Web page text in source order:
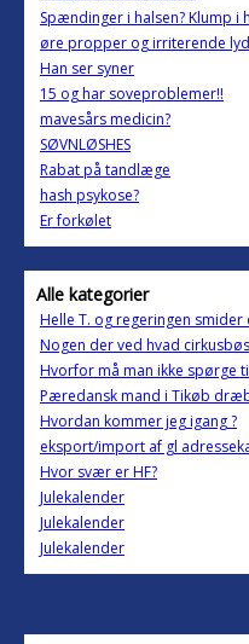
Spændinger i halsen? Klump i
øre propper og irriterende
Han ser syner
15 og har soveproblemer!!
mavesårs medicin?
SØVNLØSHES
Rabat på tandlæge
hash psykose?
Er forkølet
Alle kategorier
Helle T. og regeringen
Nogen der ved hvad
Hvorfor må man ikke spørge
Pæredansk mand i Tikøb
Hvordan kommer jeg igang ?
eksport/import af gl
Hvor svær er HF?
Julekalender
Julekalender
Julekalender